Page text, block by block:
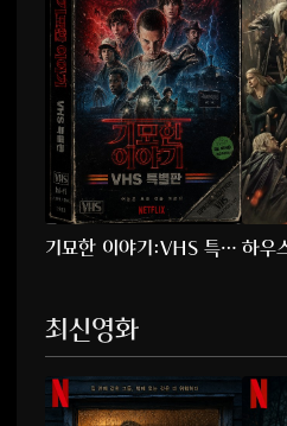
기묘한 이야기:VHS 특별 하우
최신영화